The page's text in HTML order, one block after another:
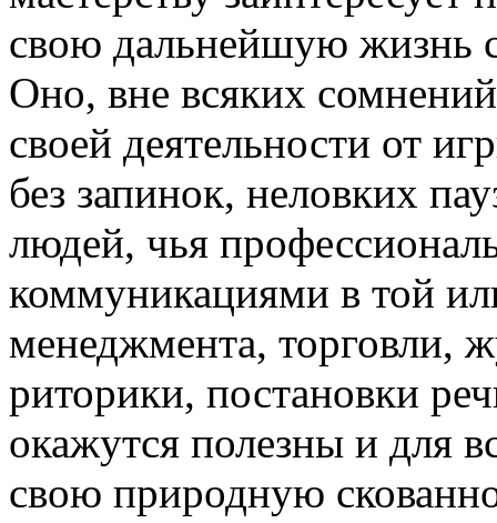
свою дальнейшую жизнь
Оно, вне всяких
своей деятельности от
без запинок, неловких
людей, чья
коммуникациями в той
менеджмента, торговли,
риторики, постановки
окажутся полезны и для
свою природную